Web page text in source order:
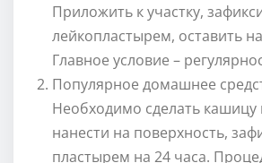
Приложить к участку,
лейкопластырем, оставить
Главное условие –
Популярное домашнее
Необходимо сделать кашицу
нанести на поверхность,
пластырем на 24 часа.